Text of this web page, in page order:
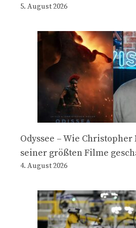
5. August 2026
Odyssee – Wie
seiner größten Filme
4. August 2026